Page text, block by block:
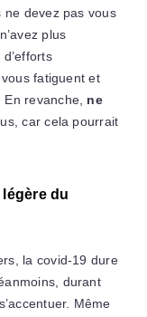
ne devez pas vous
plus
fatiguent et
revanche, ne
car cela pourrait
du
la covid-19 dure
durant
Même